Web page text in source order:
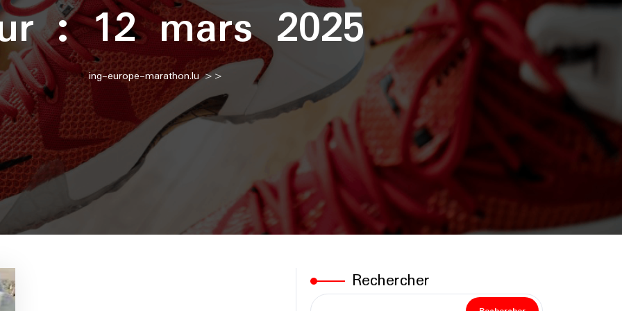
:12 mars 2025
ing-europe-marathon.lu>>
Rechercher